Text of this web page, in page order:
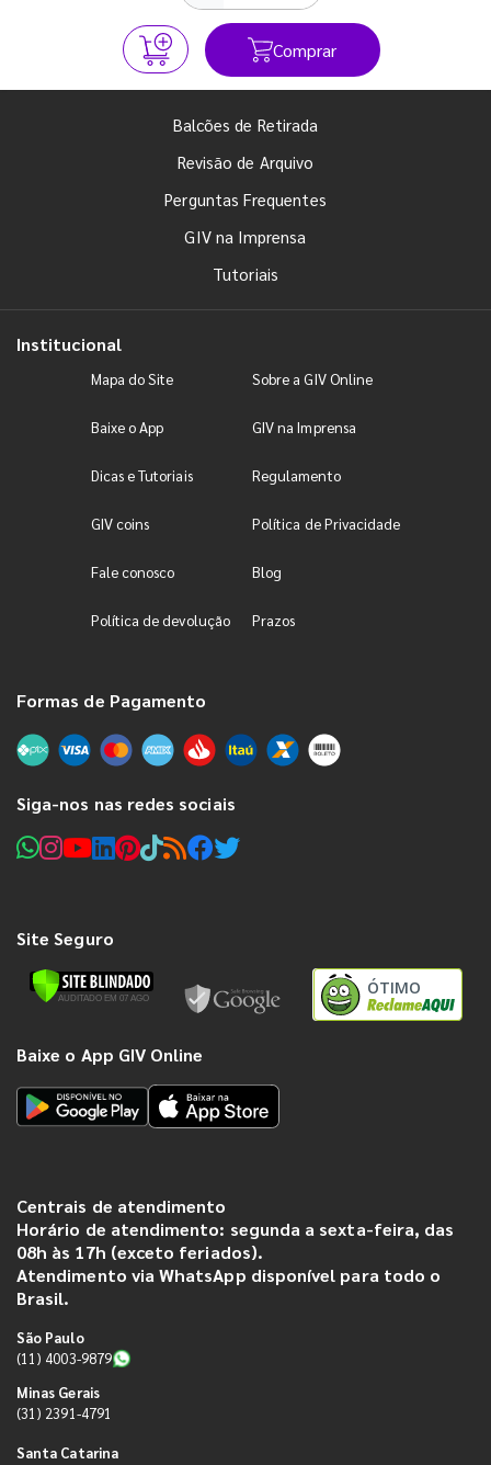
Comprar
Balcões de Retirada
Revisão de Arquivo
Perguntas Frequentes
GIV na Imprensa
Tutoriais
Institucional
Mapa do Site Sobre a GIV Online
Baixe o App GIV na Imprensa
Dicas e Tutoriais Regulamento
GIV coins Política de Privacidade
Fale conosco Blog
Política de devolução Prazos
Formas de Pagamento
Siga-nos nas redes sociais
Site Seguro
ÓTIMO
Baixe o App GIV Online
Centrais de atendimento
Horário de atendimento: segunda a sexta-feira, das
08h às 17h (exceto feriados).
Atendimento via WhatsApp disponível para todo o
Brasil.
São Paulo
(11) 4003-9879
Minas Gerais
(31) 2391-4791
Santa Catarina